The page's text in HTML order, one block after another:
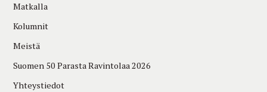
Matkalla
Kolumnit
Meistä
Suomen 50 Parasta Ravintolaa 2026
Yhteystiedot